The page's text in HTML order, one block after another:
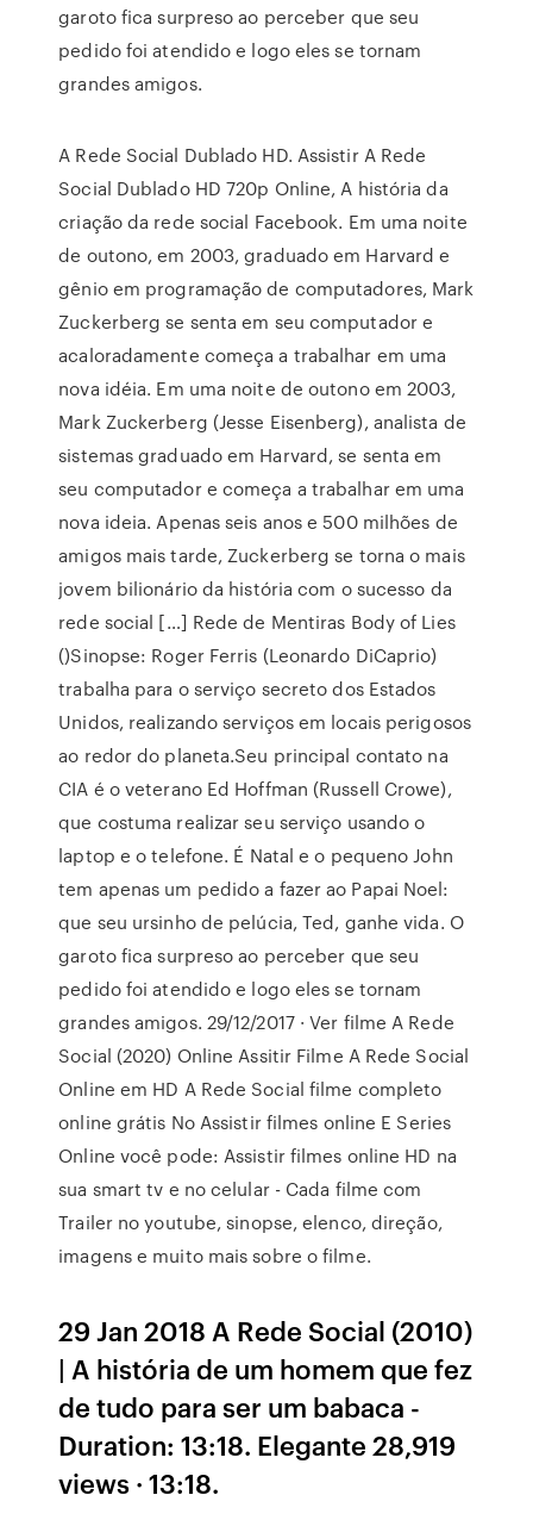
garoto fica surpreso ao perceber que seu
pedido foi atendido e logo eles se tornam
grandes amigos.
A Rede Social Dublado HD. Assistir A Rede
Social Dublado HD 720p Online, A história da
criação da rede social Facebook. Em uma noite
de outono, em 2003, graduado em Harvard e
gênio em programação de computadores, Mark
Zuckerberg se senta em seu computador e
acaloradamente começa a trabalhar em uma
nova idéia. Em uma noite de outono em 2003,
Mark Zuckerberg (Jesse Eisenberg), analista de
sistemas graduado em Harvard, se senta em
seu computador e começa a trabalhar em uma
nova ideia. Apenas seis anos e 500 milhões de
amigos mais tarde, Zuckerberg se torna o mais
jovem bilionário da história com o sucesso da
rede social […] Rede de Mentiras Body of Lies
()Sinopse: Roger Ferris (Leonardo DiCaprio)
trabalha para o serviço secreto dos Estados
Unidos, realizando serviços em locais perigosos
ao redor do planeta.Seu principal contato na
CIA é o veterano Ed Hoffman (Russell Crowe),
que costuma realizar seu serviço usando o
laptop e o telefone. É Natal e o pequeno John
tem apenas um pedido a fazer ao Papai Noel:
que seu ursinho de pelúcia, Ted, ganhe vida. O
garoto fica surpreso ao perceber que seu
pedido foi atendido e logo eles se tornam
grandes amigos. 29/12/2017 · Ver filme A Rede
Social (2020) Online Assitir Filme A Rede Social
Online em HD A Rede Social filme completo
online grátis No Assistir filmes online E Series
Online você pode: Assistir filmes online HD na
sua smart tv e no celular - Cada filme com
Trailer no youtube, sinopse, elenco, direção,
imagens e muito mais sobre o filme.
29 Jan 2018 A Rede Social (2010)
| A história de um homem que fez
de tudo para ser um babaca -
Duration: 13:18. Elegante 28,919
views · 13:18.